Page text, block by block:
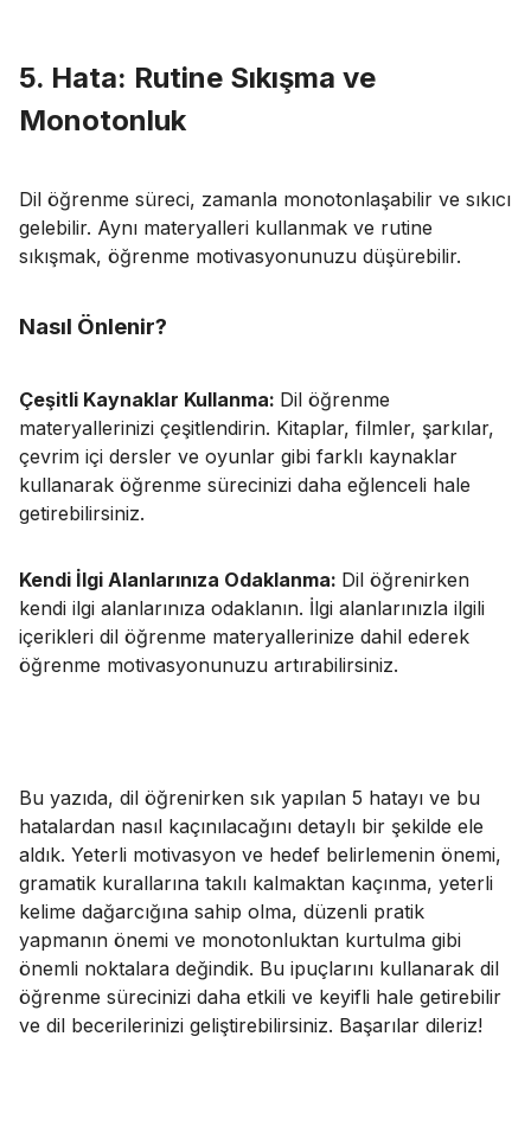
5. Hata: Rutine Sıkışma ve
Monotonluk
Dil öğrenme süreci, zamanla monotonlaşabilir ve sıkıcı
gelebilir. Aynı materyalleri kullanmak ve rutine
sıkışmak, öğrenme motivasyonunuzu düşürebilir.
Nasıl Önlenir?
Çeşitli Kaynaklar Kullanma: Dil öğrenme
materyallerinizi çeşitlendirin. Kitaplar, filmler, şarkılar,
çevrim içi dersler ve oyunlar gibi farklı kaynaklar
kullanarak öğrenme sürecinizi daha eğlenceli hale
getirebilirsiniz.
Kendi İlgi Alanlarınıza Odaklanma: Dil öğrenirken
kendi ilgi alanlarınıza odaklanın. İlgi alanlarınızla ilgili
içerikleri dil öğrenme materyallerinize dahil ederek
öğrenme motivasyonunuzu artırabilirsiniz.
Bu yazıda, dil öğrenirken sık yapılan 5 hatayı ve bu
hatalardan nasıl kaçınılacağını detaylı bir şekilde ele
aldık. Yeterli motivasyon ve hedef belirlemenin önemi,
gramatik kurallarına takılı kalmaktan kaçınma, yeterli
kelime dağarcığına sahip olma, düzenli pratik
yapmanın önemi ve monotonluktan kurtulma gibi
önemli noktalara değindik. Bu ipuçlarını kullanarak dil
öğrenme sürecinizi daha etkili ve keyifli hale getirebilir
ve dil becerilerinizi geliştirebilirsiniz. Başarılar dileriz!